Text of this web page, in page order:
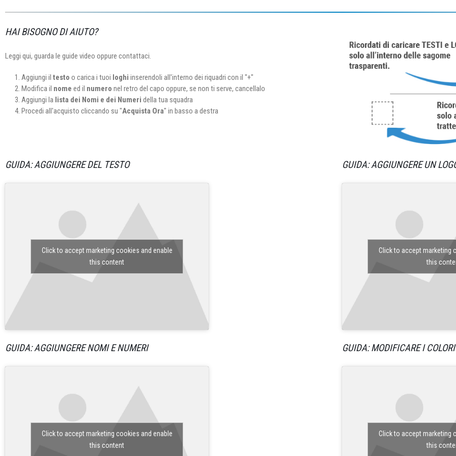
HAI BISOGNO DI AIUTO?
Leggi qui, guarda le guide video oppure contattaci.
Aggiungi il testo o carica i tuoi loghi inserendoli all'interno dei riquadri con il "+"
Modifica il nome ed il numero nel retro del capo oppure, se non ti serve, cancellalo
Aggiungi la lista dei Nomi e dei Numeri della tua squadra
Procedi all'acquisto cliccando su "Acquista Ora" in basso a destra
GUIDA: AGGIUNGERE DEL TESTO
Click to accept marketing cookies and enable
this content
GUIDA: AGGIUNGERE UN
Click to accept marketing
this
GUIDA: AGGIUNGERE NOMI E NUMERI
Click to accept marketing cookies and enable
this content
GUIDA: MODIFICARE I COLORI
Click to accept marketing
this